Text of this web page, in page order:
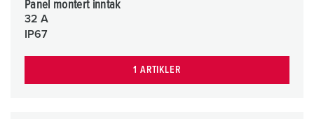
Panel montert inntak
32 A
IP67
1 ARTIKLER